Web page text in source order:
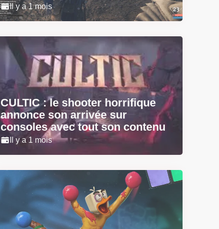
Il y a 1 mois
CULTIC : le shooter horrifique
annonce son arrivée sur
consoles avec tout son contenu
Il y a 1 mois